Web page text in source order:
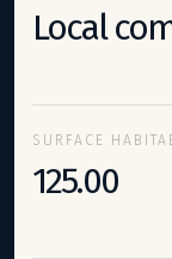
Local
SURFACE
125.00